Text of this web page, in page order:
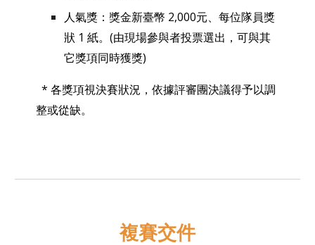
人氣獎：獎金新臺幣 2,000元、每位隊員獎
狀 1 紙。(由現場參與者投票選出，可與其
它獎項同時獲獎)
* 各獎項視決賽狀況，依據評審團決議得予以調
整或從缺。
複賽交件